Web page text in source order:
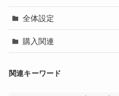
全体設定
購入関連
関連キーワード